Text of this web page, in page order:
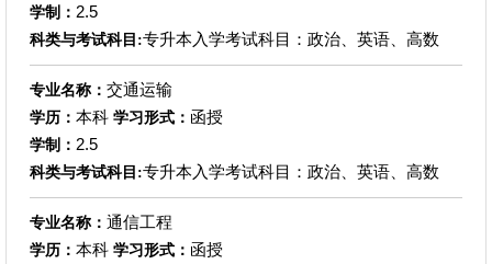
学制： 2.5
科类与考试科目:专升本入学考试科目：政治、英语、高数
专业名称： 交通运输
学历： 本科 学习形式： 函授
学制： 2.5
科类与考试科目:专升本入学考试科目：政治、英语、高数
专业名称： 通信工程
学历： 本科 学习形式： 函授